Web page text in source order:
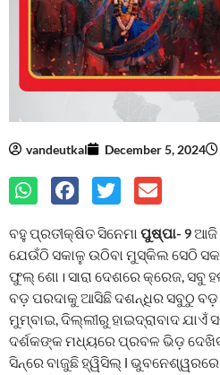
vandeutkal December 5, 2024
ବହୁ ପ୍ରତୀକ୍ଷିତ ସିନେମା ପୁଷ୍ପା- ୨ଆଜି
ଯେଉଁଠି ସକାଳୁ ଉଠିବା ମୁସ୍କିଲ ସେଠି
ଫୁଲ୍ ଶୋ। ସାରା ଦେଶରେ କ୍ରେଜ, ସବୁ
ବଡ଼ ପରଦାକୁ ଆସିଛି ଦଶନ୍ଧିର ସବୁଠୁ ବଡ଼
ମୁମ୍ବାଇ, ଦିଲ୍ଲୀରୁ ହାଇଦ୍ରାବାଦ ଯାଏଁ
ଦର୍ଶକଙ୍କ ମଧ୍ୟରେ ପ୍ରବଳ ଭିଡ଼
ସିନ୍‌ରେ ବାଜୁଛି ହ୍ୱିସିଲ୍ l